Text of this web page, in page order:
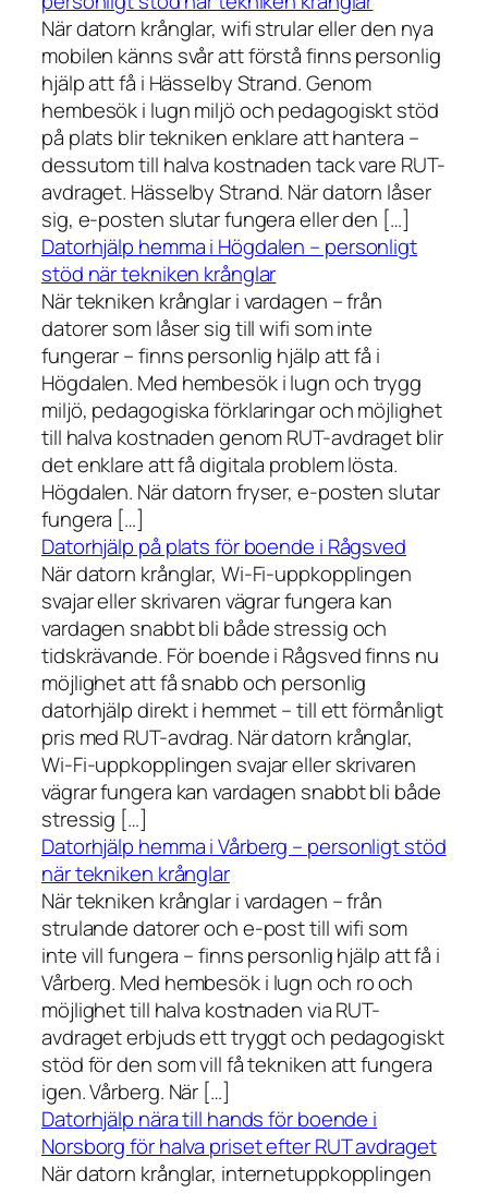
När datorn krånglar, wifi strular eller den nya
mobilen känns svår att förstå finns personlig
hjälp att få i Hässelby Strand. Genom
hembesök i lugn miljö och pedagogiskt stöd
på plats blir tekniken enklare att hantera –
dessutom till halva kostnaden tack vare RUT-
avdraget. Hässelby Strand. När datorn låser
sig, e-posten slutar fungera eller den […]
Datorhjälp hemma i Högdalen – personligt
stöd när tekniken krånglar
När tekniken krånglar i vardagen – från
datorer som låser sig till wifi som inte
fungerar – finns personlig hjälp att få i
Högdalen. Med hembesök i lugn och trygg
miljö, pedagogiska förklaringar och möjlighet
till halva kostnaden genom RUT-avdraget blir
det enklare att få digitala problem lösta.
Högdalen. När datorn fryser, e-posten slutar
fungera […]
Datorhjälp på plats för boende i Rågsved
När datorn krånglar, Wi-Fi-uppkopplingen
svajar eller skrivaren vägrar fungera kan
vardagen snabbt bli både stressig och
tidskrävande. För boende i Rågsved finns nu
möjlighet att få snabb och personlig
datorhjälp direkt i hemmet – till ett förmånligt
pris med RUT-avdrag. När datorn krånglar,
Wi-Fi-uppkopplingen svajar eller skrivaren
vägrar fungera kan vardagen snabbt bli både
stressig […]
Datorhjälp hemma i Vårberg – personligt stöd
när tekniken krånglar
När tekniken krånglar i vardagen – från
strulande datorer och e-post till wifi som
inte vill fungera – finns personlig hjälp att få i
Vårberg. Med hembesök i lugn och ro och
möjlighet till halva kostnaden via RUT-
avdraget erbjuds ett tryggt och pedagogiskt
stöd för den som vill få tekniken att fungera
igen. Vårberg. När […]
Datorhjälp nära till hands för boende i
Norsborg för halva priset efter RUT avdraget
När datorn krånglar, internetuppkopplingen